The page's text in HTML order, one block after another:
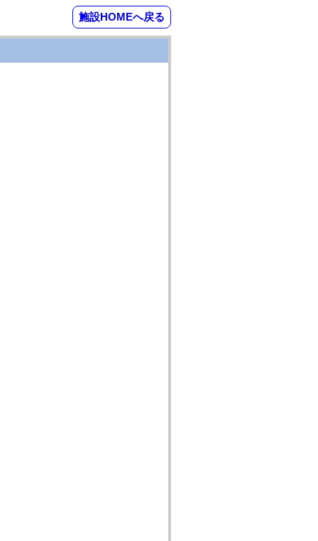
施設HOMEへ戻る